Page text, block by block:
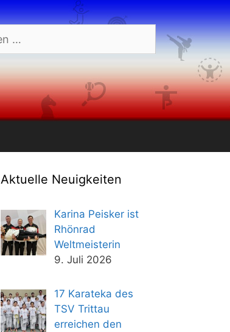
Aktuelle Neuigkeiten
Karina Peisker ist
Rhönrad
Weltmeisterin
9. Juli 2026
17 Karateka des
TSV Trittau
erreichen den